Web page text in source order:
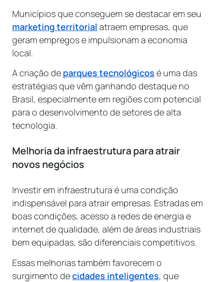
Municípios que conseguem se destacar em seu
marketing territorial atraem empresas, que
geram empregos e impulsionam a economia
local.
A criação de parques tecnológicos é uma das
estratégias que vêm ganhando destaque no
Brasil, especialmente em regiões com potencial
para o desenvolvimento de setores de alta
tecnologia.
Melhoria da infraestrutura para atrair
novos negócios
Investir em infraestrutura é uma condição
indispensável para atrair empresas. Estradas em
boas condições, acesso a redes de energia e
internet de qualidade, além de áreas industriais
bem equipadas, são diferenciais competitivos.
Essas melhorias também favorecem o
surgimento decidades inteligentes, que